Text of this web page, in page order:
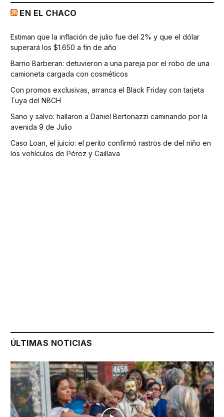
EN EL CHACO
Estiman que la inflación de julio fue del 2% y que el dólar
superará los $1.650 a fin de año
Barrio Barberan: detuvieron a una pareja por el robo de una
camioneta cargada con cosméticos
Con promos exclusivas, arranca el Black Friday con tarjeta
Tuya del NBCH
Sano y salvo: hallaron a Daniel Bertonazzi caminando por la
avenida 9 de Julio
Caso Loan, el juicio: el perito confirmó rastros de del niño en
los vehículos de Pérez y Caillava
ÚLTIMAS NOTICIAS